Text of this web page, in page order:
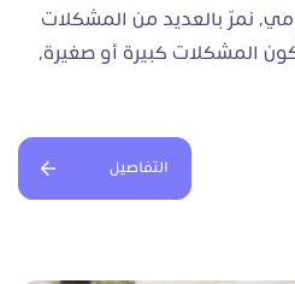
نمرّ بالعديد من المشكلات
المشكلات كبيرة أو صغيرة،
التفاصيل